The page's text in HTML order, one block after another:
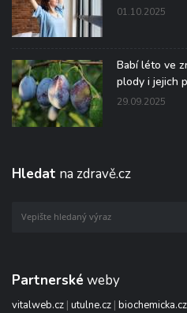
01.10.2025
Babí léto ve
plody i jejich
29.09.2025
Hledat na zdravě.cz
Partnerské weby
vitalweb.cz | utulne.cz | biochemicka.cz